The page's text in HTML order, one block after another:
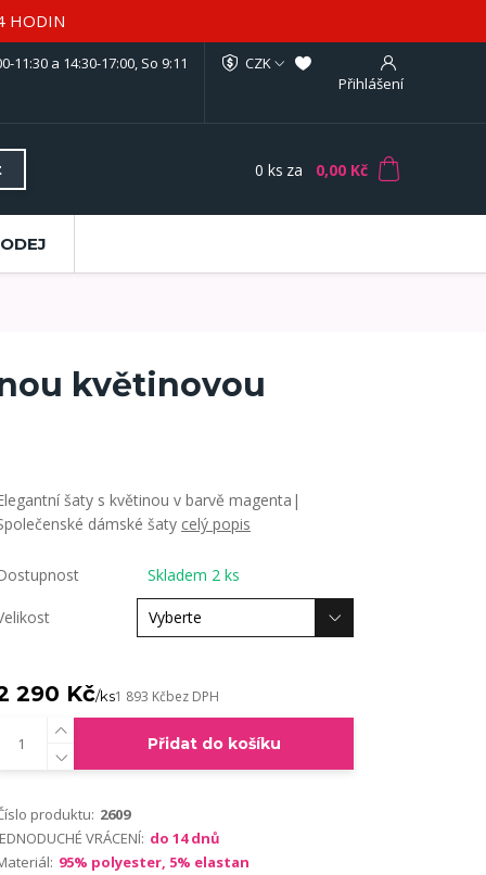
HODIN
CZK
Přihlášení
11:30 a 14:30-17:00, So 9:11
0 ks za 0,00 Kč
květinovou
šaty s květinou v barvě magenta|
dámské šaty celý popis
Skladem 2 ks
290 Kč/ks1 893 Kčbez DPH
Přidat do košíku
produktu: 2609
VRÁCENÍ: do 14 dnů
95% polyester, 5% elastan